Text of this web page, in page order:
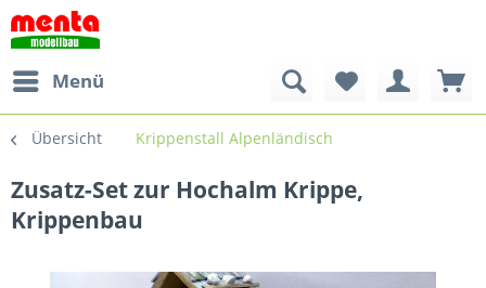
Menü
Übersicht Krippenstall Alpenländisch
Zusatz-Set zur Hochalm Krippe,
Krippenbau